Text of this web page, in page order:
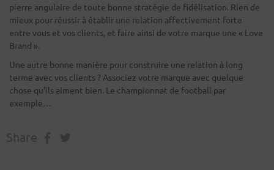
pierre angulaire de toute bonne stratégie de fidélisation. Rien de
mieux pour réussir à établir une relation affectivement forte
entre vous et vos clients, et faire ainsi de votre marque une « Love
Brand ».
Une autre bonne manière pour construire une relation à long
terme avec vos clients ? Associez votre marque avec quelque
chose qu’ils aiment bien. Le championnat de football par
exemple…